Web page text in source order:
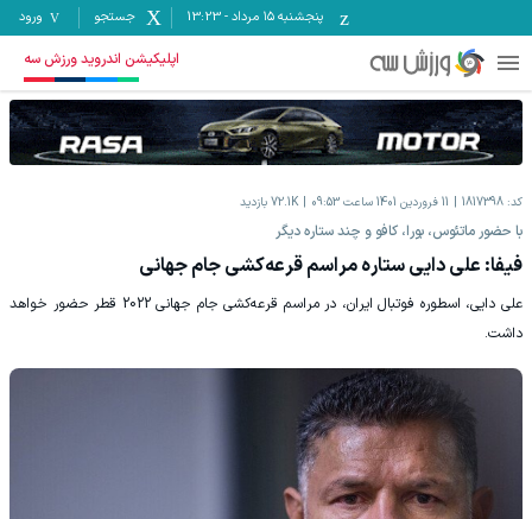
پنجشنبه ۱۵ مرداد -
13:23 جستجو ورود
اپلیکیشن اندروید ورزش سه
کد: 1817398 11 فروردين 1401 ساعت 09:53 72.1K بازدید
با حضور ماتئوس، بورا، کافو و چند ستاره دیگر
فیفا: علی دایی ستاره مراسم قرعه‌کشی جام جهانی
علی دایی، اسطوره فوتبال ایران، در مراسم قرعه‌کشی جام جهانی 2022 قطر حضور خواهد
داشت.